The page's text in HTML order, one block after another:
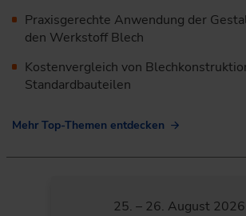
Praxisgerechte Anwendung der
den Werkstoff Blech
Kostenvergleich von
Standardbauteilen
Mehr Top-Themen entdecken
25. – 26. August 2026